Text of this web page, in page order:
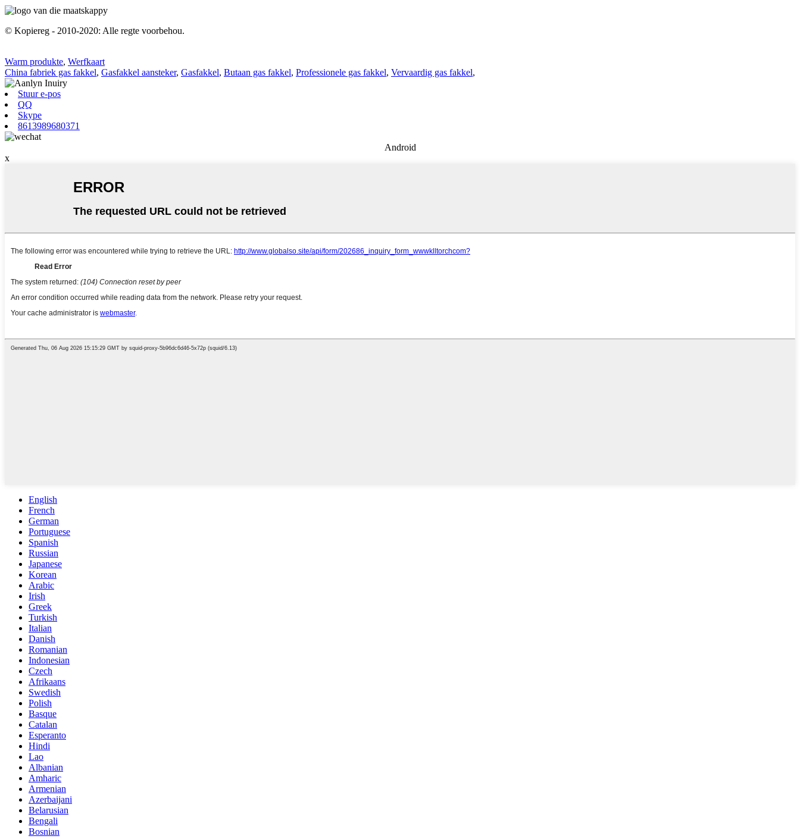
© Kopiereg - 2010-2020: Alle regte voorbehou.
Warm produkte, Werfkaart
China fabriek gas fakkel, Gasfakkel aansteker, Gasfakkel, Butaan gas fakkel, Professionele gas fakkel, Vervaardig gas fakkel,
Stuur e-pos
QQ
Skype
8613989680371
Android
x
English
French
German
Portuguese
Spanish
Russian
Japanese
Korean
Arabic
Irish
Greek
Turkish
Italian
Danish
Romanian
Indonesian
Czech
Afrikaans
Swedish
Polish
Basque
Catalan
Esperanto
Hindi
Lao
Albanian
Amharic
Armenian
Azerbaijani
Belarusian
Bengali
Bosnian